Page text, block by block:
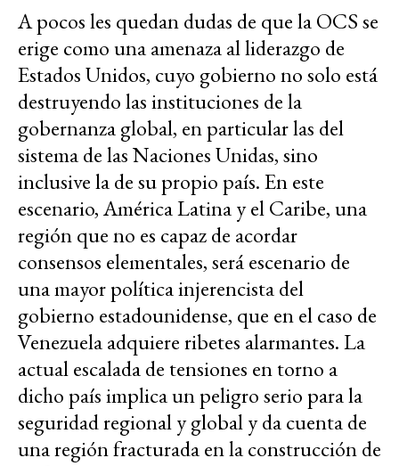
A pocos les quedan dudas de que la OCS se
erige como una amenaza al liderazgo de
Estados Unidos, cuyo gobierno no solo está
destruyendo las instituciones de la
gobernanza global, en particular las del
sistema de las Naciones Unidas, sino
inclusive la de su propio país. En este
escenario, América Latina y el Caribe, una
región que no es capaz de acordar
consensos elementales, será escenario de
una mayor política injerencista del
gobierno estadounidense, que en el caso de
Venezuela adquiere ribetes alarmantes. La
actual escalada de tensiones en torno a
dicho país implica un peligro serio para la
seguridad regional y global y da cuenta de
una región fracturada en la construcción de